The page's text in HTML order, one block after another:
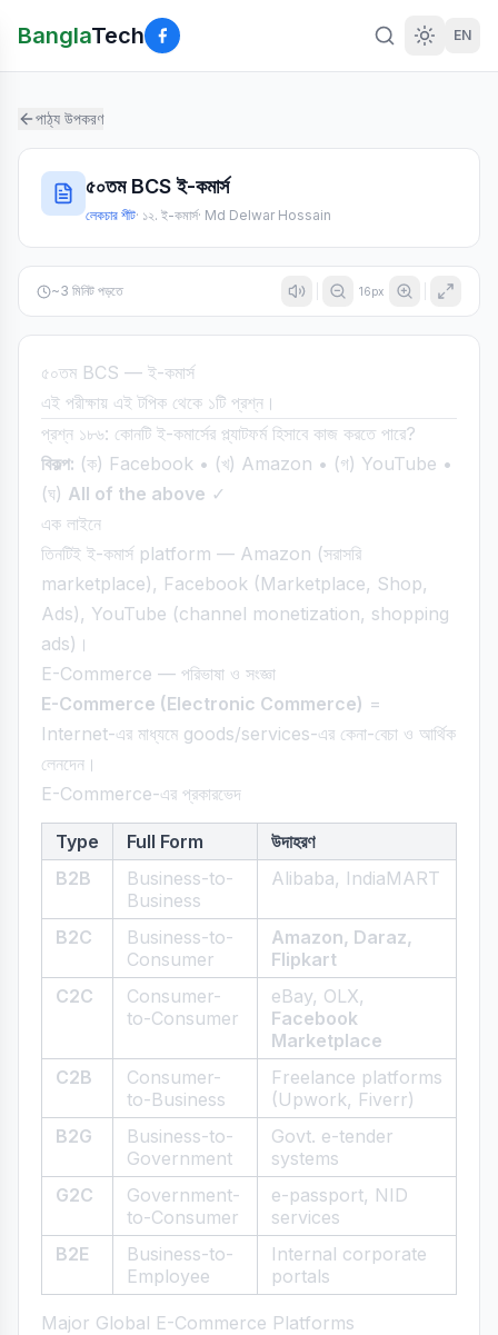
BanglaTech EN
পাঠ্য উপকরণ
৫০তম BCS ই-কমার্স
লেকচার শীট· ১২. ই-কমার্স· Md Delwar Hossain
~3 মিনিট পড়তে 16px
৫০তম BCS — ই-কমার্স
এই পরীক্ষায় এই টপিক থেকে ১টি প্রশ্ন।
প্রশ্ন ১৮৬: কোনটি ই-কমার্সের প্ল্যাটফর্ম হিসাবে কাজ করতে পারে?
বিকল্প: (ক) Facebook • (খ) Amazon • (গ) YouTube •
(ঘ) All of the above ✓
এক লাইনে
তিনটিই ই-কমার্স platform — Amazon (সরাসরি
marketplace), Facebook (Marketplace, Shop,
Ads), YouTube (channel monetization, shopping
ads)।
E-Commerce — পরিভাষা ও সংজ্ঞা
E-Commerce (Electronic Commerce) =
Internet-এর মাধ্যমে goods/services-এর কেনা-বেচা ও আর্থিক
লেনদেন।
E-Commerce-এর প্রকারভেদ
Type Full Form
উদাহরণ
B2B
Business-to-
Business
Alibaba, IndiaMART
B2C
Business-to-
Consumer
Amazon, Daraz,
Flipkart
C2C
Consumer-
to-Consumer
eBay, OLX,
Facebook
Marketplace
C2B
Consumer-
to-Business
Freelance platforms
(Upwork, Fiverr)
B2G
Business-to-
Government
Govt. e-tender
systems
G2C
Government-
to-Consumer
e-passport, NID
services
B2E
Business-to-
Employee
Internal corporate
portals
Major Global E-Commerce Platforms